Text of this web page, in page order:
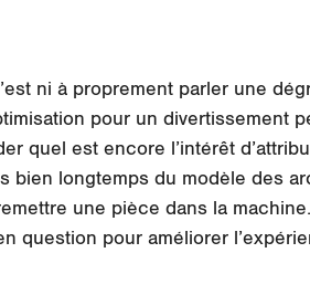
ni à proprement parler une
pour un divertissement
quel est encore l’intérêt
bien longtemps du modèle des
une pièce dans la
question pour améliorer